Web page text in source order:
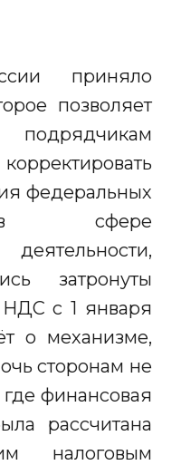
приняло
позволяет
федеральных
в сфере
деятельности,
затронуты
с 1 января
о механизме,
сторонам не
где финансовая
рассчитана
налоговым